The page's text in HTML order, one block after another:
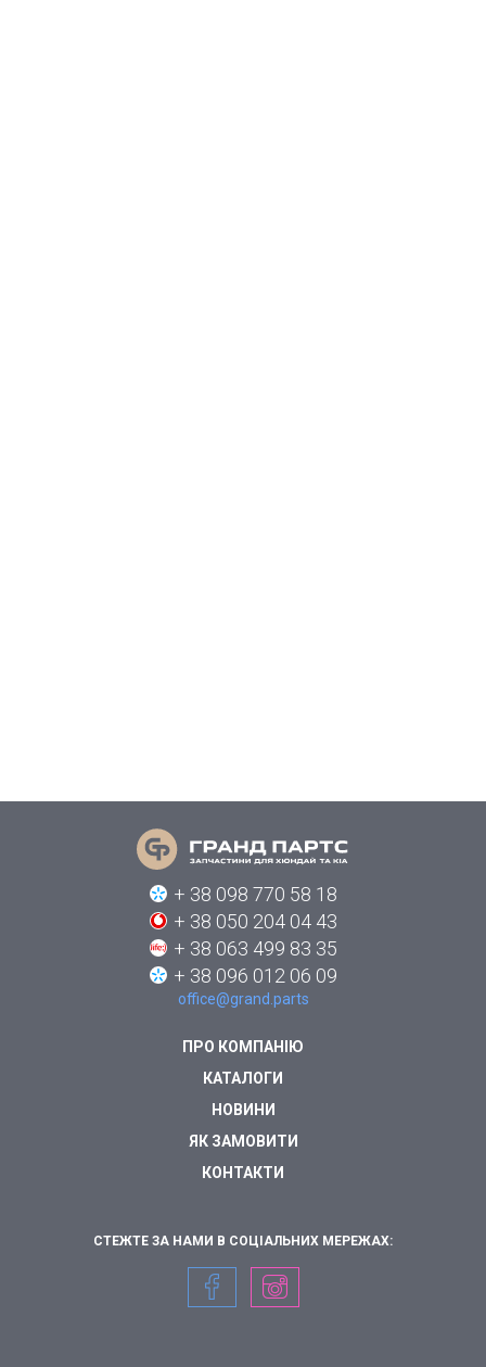
ПРО КОМПАНІЮ
КАТАЛОГИ
НОВИНИ
ЯК ЗАМОВИТИ
КОНТАКТИ
+ 38 098 770 58 18
+ 38 050 204 04 43
+ 38 063 499 83 35
+ 38 096 012 06 09
office@grand.parts
СТЕЖТЕ ЗА НАМИ В СОЦІАЛЬНИХ МЕРЕЖАХ: